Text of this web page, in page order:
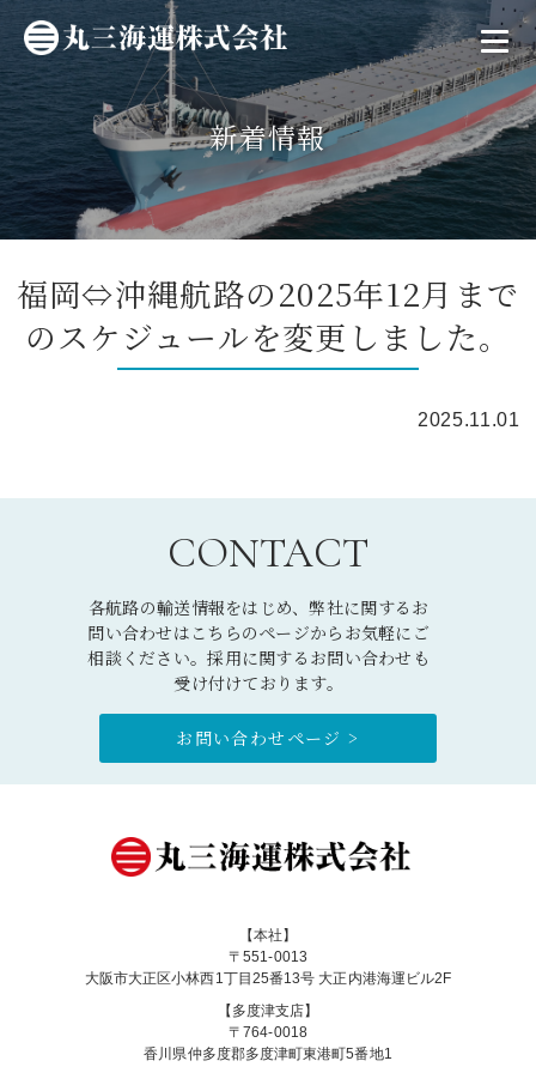
新着情報
福岡⇔沖縄航路の2025年12月まで
のスケジュールを変更しました。
2025.11.01
CONTACT
各航路の輸送情報をはじめ、弊社に関するお
問い合わせはこちらのページからお気軽にご
相談ください。採用に関するお問い合わせも
受け付けております。
お問い合わせページ >
【本社】
〒551-0013
大阪市大正区小林西1丁目25番13号 大正内港海運ビル2F
【多度津支店】
〒764-0018
香川県仲多度郡多度津町東港町5番地1